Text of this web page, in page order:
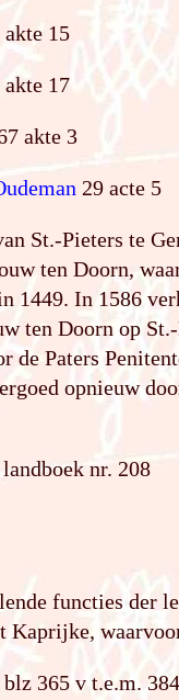
15
17
akte 3
29 acte 5
St.-Pieters te
ten Doorn,
1449. In 1586
ten Doorn op
de Paters
opnieuw
landboek nr. 208
functies der
Kaprijke,
365 v t.e.m.